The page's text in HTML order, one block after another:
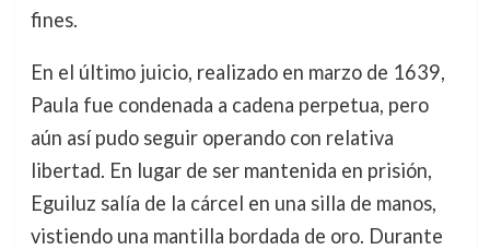
fines.
En el último juicio, realizado en marzo de 1639,
Paula fue condenada a cadena perpetua, pero
aún así pudo seguir operando con relativa
libertad. En lugar de ser mantenida en prisión,
Eguiluz salía de la cárcel en una silla de manos,
vistiendo una mantilla bordada de oro. Durante